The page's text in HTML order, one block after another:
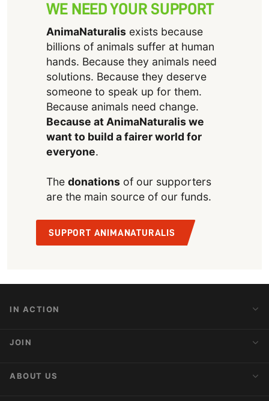
WE NEED YOUR SUPPORT
AnimaNaturalisexists because
billions of animals suffer at human
hands. Because they animals need
solutions. Because they deserve
someone to speak up for them.
Because animals need change.
Because at AnimaNaturalis we
want to build a fairer world for
everyone.
The donationsof our supporters
are the main source of our funds.
SUPPORT ANIMANATURALIS
IN ACTION
Action Alerts
JOIN
Activist Network
ABOUT US